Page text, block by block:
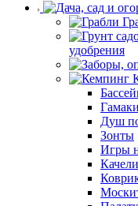
удобрения
Гамаки
Душ
Зонты
Игры
Качели